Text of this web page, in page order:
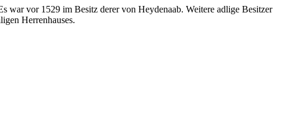
war vor 1529 im Besitz derer von Heydenaab. Weitere adlige Besitzer
Herrenhauses.